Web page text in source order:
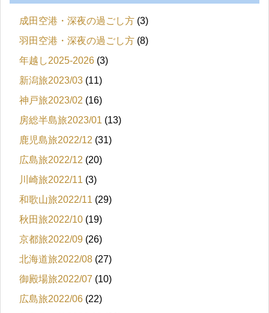
成田空港・深夜の過ごし方 (3)
羽田空港・深夜の過ごし方 (8)
年越し2025-2026 (3)
新潟旅2023/03 (11)
神戸旅2023/02 (16)
房総半島旅2023/01 (13)
鹿児島旅2022/12 (31)
広島旅2022/12 (20)
川崎旅2022/11 (3)
和歌山旅2022/11 (29)
秋田旅2022/10 (19)
京都旅2022/09 (26)
北海道旅2022/08 (27)
御殿場旅2022/07 (10)
広島旅2022/06 (22)